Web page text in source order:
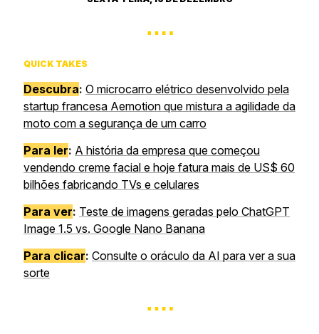
….
QUICK TAKES
Descubra: O microcarro elétrico desenvolvido pela
startup francesa Aemotion que mistura a agilidade da
moto com a segurança de um carro
Para ler: A história da empresa que começou
vendendo creme facial e hoje fatura mais de US$ 60
bilhões fabricando TVs e celulares
Para ver: Teste de imagens geradas pelo ChatGPT
Image 1.5 vs. Google Nano Banana
Para clicar: Consulte o oráculo da AI para ver a sua
sorte
….